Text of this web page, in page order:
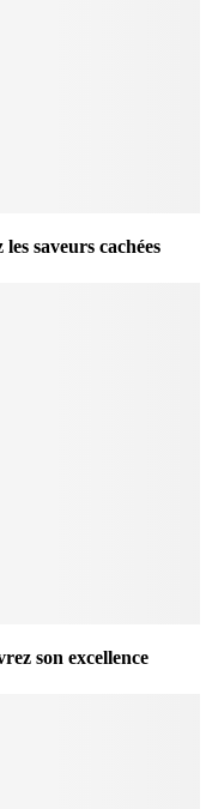
saveurs cachées
son excellence